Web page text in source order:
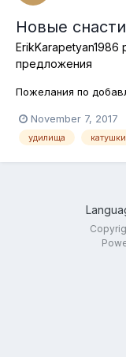
Новые снасти
ErikKarapetyan1986
предложения
Пожелания по
November 7, 2017
удилища катушки